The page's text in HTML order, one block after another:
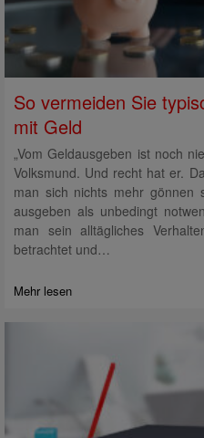
So vermeiden Sie
mit Geld
„Vom Geldausgeben ist noch
Volksmund. Und recht hat er.
man sich nichts mehr gönnen
ausgeben als unbedingt
man sein alltägliches
betrachtet und…
Mehr lesen